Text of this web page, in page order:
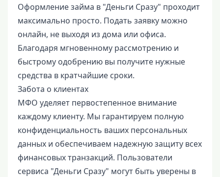
Оформление займа в "Деньги Сразу" проходит
максимально просто. Подать заявку можно
онлайн, не выходя из дома или офиса.
Благодаря мгновенному рассмотрению и
быстрому одобрению вы получите нужные
средства в кратчайшие сроки.
Забота о клиентах
МФО уделяет первостепенное внимание
каждому клиенту. Мы гарантируем полную
конфиденциальность ваших персональных
данных и обеспечиваем надежную защиту всех
финансовых транзакций. Пользователи
сервиса "Деньги Сразу" могут быть уверены в